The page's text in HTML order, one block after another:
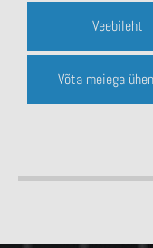
Veebileht
Võta meiega